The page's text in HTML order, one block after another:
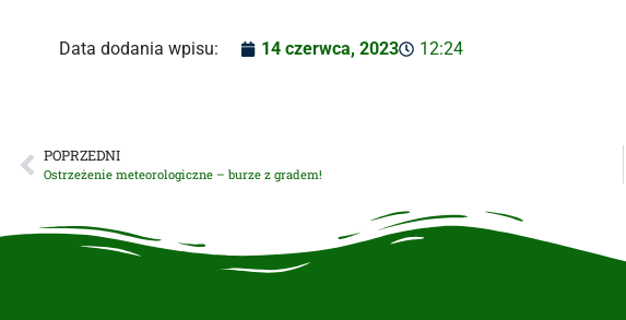
Data dodania wpisu: 14 czerwca, 2023 12:24
POPRZEDNI
Ostrzeżenie meteorologiczne – burze z gradem!